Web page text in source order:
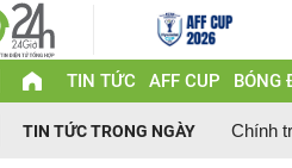
TIN TỨC AFF CUP BÓNG
TIN TỨC TRONG NGÀY Chính